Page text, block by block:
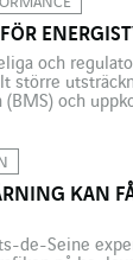
och
större
och
KAN
de-Seine